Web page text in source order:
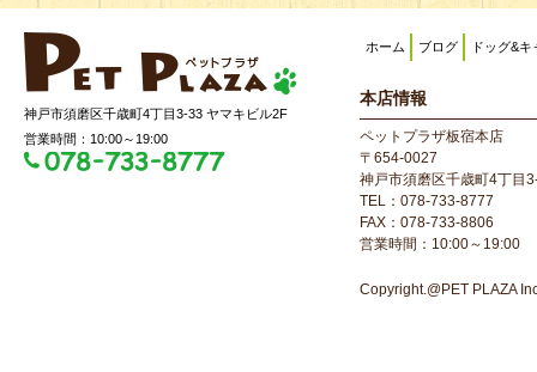
神戸市須磨区千歳町4丁目3-33 ヤマキビル2F
営業時間：10:00～19:00
ホーム ブログ ドッグ&キ
本店情報
ペットプラザ板宿本店
〒654-0027
神戸市須磨区千歳町4丁目
TEL：078-733-8777
FAX：078-733-8806
営業時間：10:00～19:00
Copyright.@PET PLAZA